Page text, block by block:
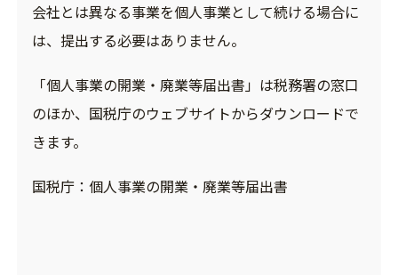
会社とは異なる事業を個人事業として続ける場合に
は、提出する必要はありません。
「個人事業の開業・廃業等届出書」は税務署の窓口
のほか、国税庁のウェブサイトからダウンロードで
きます。
国税庁： 個人事業の開業・廃業等届出書